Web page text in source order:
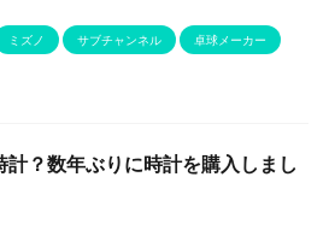
ミズノ サブチャンネル 卓球メーカー
？数年ぶりに時計を購入しまし